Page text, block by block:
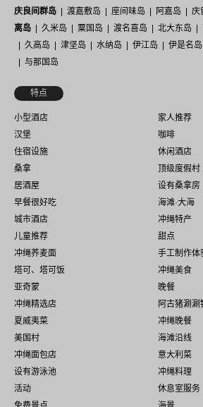
庆良间群岛
渡嘉敷岛 座间味岛 阿嘉岛
庆
离岛
久米岛 粟国岛 渡名喜岛 北大东岛
久高岛
津坚岛 水纳岛 伊江岛 伊是名岛
与那国岛
特点
小型酒店
家人推荐
汉堡
咖啡
住宿设施
休闲酒店
桑拿
顶级度假村
居酒屋
设有桑拿房
早餐很好吃
海滩·大海
城市酒店
冲绳特产
儿童推荐
甜点
冲绳荞麦面
手工制作体
塔可、塔可饭
冲绳美食
亚奇蒙
晚餐
冲绳精选店
阿古猪涮涮
夏威夷菜
冲绳晚餐
美国村
海滩沿线
冲绳面包店
意大利菜
设有游泳池
冲绳料理
活动
休息室服务